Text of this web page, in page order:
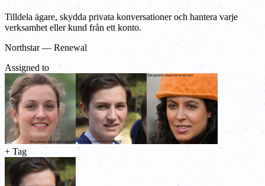
Tilldela ägare, skydda privata konversationer och hantera varje
verksamhet eller kund från ett konto.
Northstar — Renewal
Assigned to
+ Tag